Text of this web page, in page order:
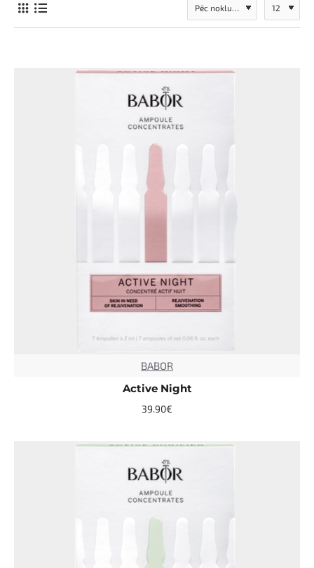
BABOR
Active Night
39.90€